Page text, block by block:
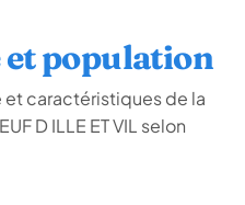
population
caractéristiques de la
D ILLE ET VIL selon